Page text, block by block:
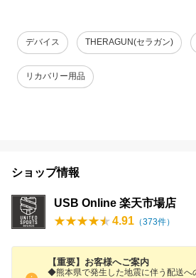
デバイス THERAGUN(セラガン)
リカバリー用品
ショップ情報
USB Online 楽天市場店
4.91 （373件）
【重要】お客様へご案内
◆熊本県で発生した地震に伴う配送へ